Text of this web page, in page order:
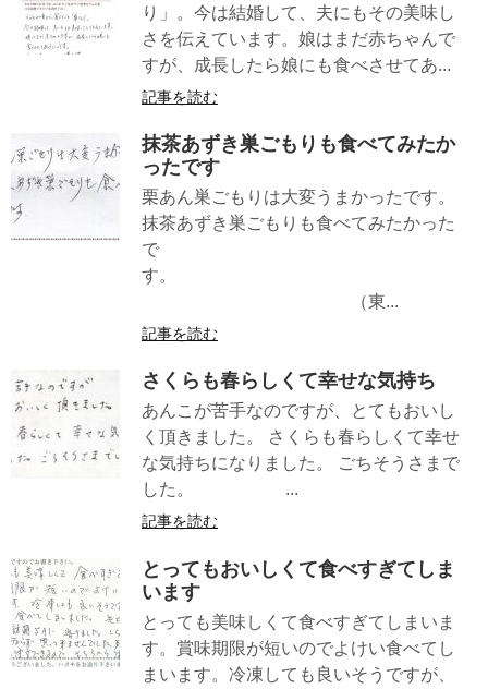
り」。今は結婚して、夫にもその美味し
さを伝えています。娘はまだ赤ちゃんで
すが、成長したら娘にも食べさせてあ...
記事を読む
抹茶あずき巣ごもりも食べてみたか
ったです
栗あん巣ごもりは大変うまかったです。
抹茶あずき巣ごもりも食べてみたかった
で
す。
（東...
記事を読む
さくらも春らしくて幸せな気持ち
あんこが苦手なのですが、とてもおいし
く頂きました。 さくらも春らしくて幸せ
な気持ちになりました。 ごちそうさまで
した。 ...
記事を読む
とってもおいしくて食べすぎてしま
います
とっても美味しくて食べすぎてしまいま
す。賞味期限が短いのでよけい食べてし
まいます。冷凍しても良いそうですが、